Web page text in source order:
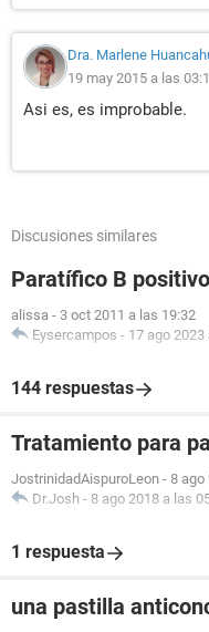
Dra. Marlene
19 may 2015 a las
Asi es, es improbable.
Discusiones similares
Paratífico B
alissa - 3 oct 2011 a las 19:32
Eysercampos - 17 ago 2023
144 respuestas
Tratamiento para
JostrinidadAispuroLeon - 8 ago
Dr.Josh - 8 ago 2018 a las
1 respuesta
una pastilla